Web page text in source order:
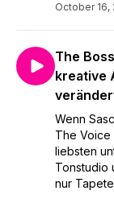
October 16,
The
kreative
Wenn
The Voice
liebsten
Tonstudio
nur